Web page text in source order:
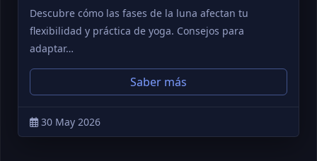
Descubre cómo las fases de la luna afectan tu
flexibilidad y práctica de yoga. Consejos para
adaptar…
Saber más
30 May 2026